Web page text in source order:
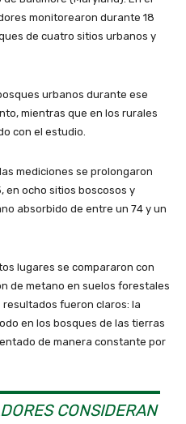
monitorearon durante 18
de cuatro sitios urbanos y
urbanos durante ese
mientras que en los rurales
con el estudio.
mediciones se prolongaron
en ocho sitios boscosos y
absorbido de entre un 74 y un
lugares se compararon con
de metano en suelos forestales
resultados fueron claros: la
en los bosques de las tierras
de manera constante por
CONSIDERAN